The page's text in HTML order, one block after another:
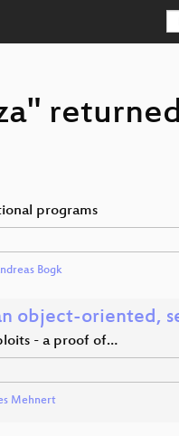
programs
Bogk
object-oriented,
- a proof of…
Mehnert